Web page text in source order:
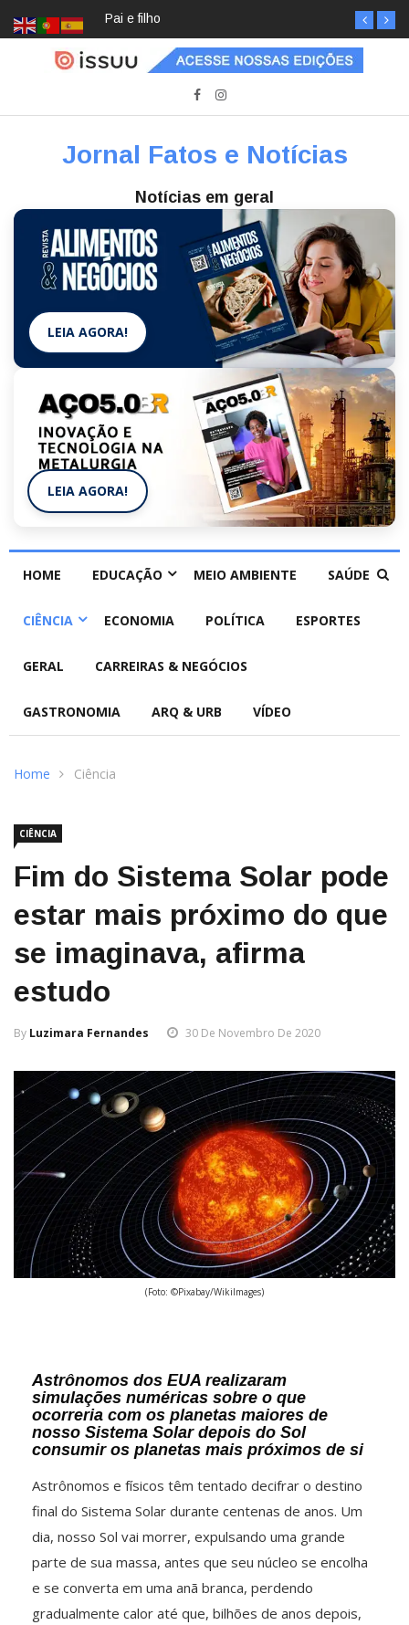
Pai e filho
Jornal Fatos e Notícias
Notícias em geral
LEIA AGORA!
LEIA AGORA!
HOME EDUCAÇÃO MEIO AMBIENTE SAÚDE
CIÊNCIA ECONOMIA POLÍTICA ESPORTES
GERAL CARREIRAS & NEGÓCIOS
GASTRONOMIA ARQ & URB VÍDEO
Home Ciência
CIÊNCIA
Fim do Sistema Solar pode
estar mais próximo do que
se imaginava, afirma
estudo
By Luzimara Fernandes 30 De Novembro De 2020
(Foto: ©Pixabay/WikiImages)
Astrônomos dos EUA realizaram
simulações numéricas sobre o que
ocorreria com os planetas maiores de
nosso Sistema Solar depois do Sol
consumir os planetas mais próximos de si
Astrônomos e físicos têm tentado decifrar o destino
final do Sistema Solar durante centenas de anos. Um
dia, nosso Sol vai morrer, expulsando uma grande
parte de sua massa, antes que seu núcleo se encolha
e se converta em uma anã branca, perdendo
gradualmente calor até que, bilhões de anos depois,